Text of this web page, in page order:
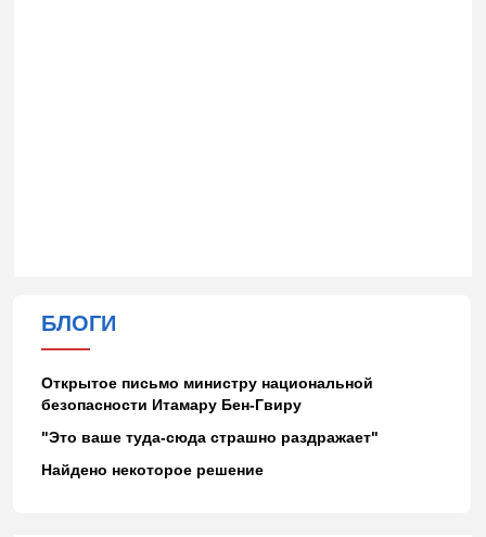
БЛОГИ
Открытое письмо министру национальной
безопасности Итамару Бен-Гвиру
"Это ваше туда-сюда страшно раздражает"
Найдено некоторое решение